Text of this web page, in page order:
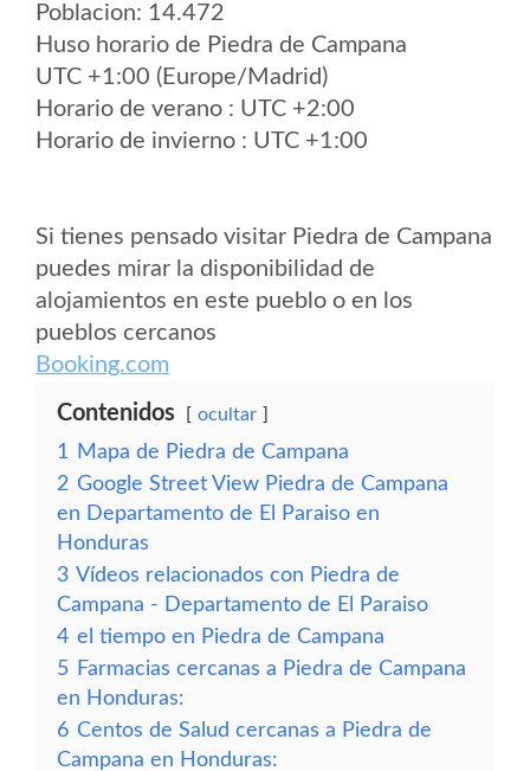
Poblacion: 14.472
Huso horario de Piedra de Campana
UTC +1:00 (Europe/Madrid)
Horario de verano : UTC +2:00
Horario de invierno : UTC +1:00
Si tienes pensado visitar Piedra de Campana
puedes mirar la disponibilidad de
alojamientos en este pueblo o en los
pueblos cercanos
Booking.com
Contenidos ocultar
1
Mapa de Piedra de Campana
2 Google Street View Piedra de Campana
en Departamento de El Paraiso en
Honduras
3 Vídeos relacionados con Piedra de
Campana - Departamento de El Paraiso
4 el tiempo en Piedra de Campana
5 Farmacias cercanas a Piedra de Campana
en Honduras:
6 Centos de Salud cercanas a Piedra de
Campana en Honduras: